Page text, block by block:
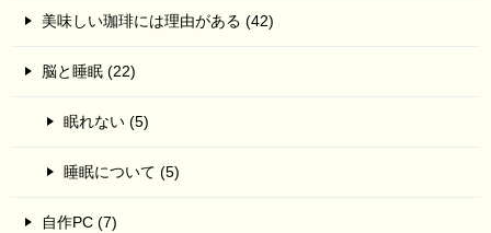
美味しい珈琲には理由がある (42)
脳と睡眠 (22)
眠れない (5)
睡眠について (5)
自作PC (7)